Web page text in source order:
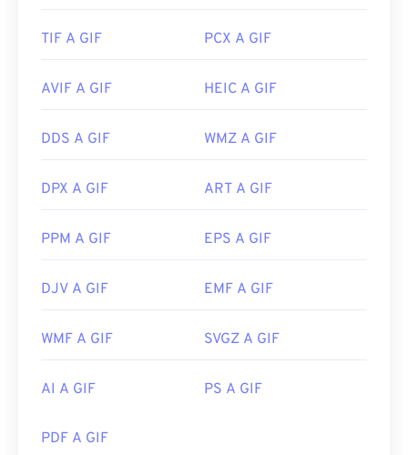
TIF A GIF PCX A GIF
AVIF A GIF HEIC A GIF
DDS A GIF WMZ A GIF
DPX A GIF ART A GIF
PPM A GIF EPS A GIF
DJV A GIF EMF A GIF
WMF A GIF SVGZ A GIF
AI A GIF PS A GIF
PDF A GIF